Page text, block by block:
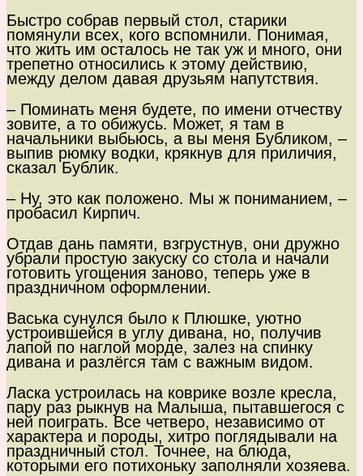
Быстро собрав первый стол, старики
помянули всех, кого вспомнили. Понимая,
что жить им осталось не так уж и много, они
трепетно относились к этому действию,
между делом давая друзьям напутствия.
– Поминать меня будете, по имени отчеству
зовите, а то обижусь. Может, я там в
начальники выбьюсь, а вы меня Бубликом, –
выпив рюмку водки, крякнув для приличия,
сказал Бублик.
– Ну, это как положено. Мы ж пониманием, –
пробасил Кирпич.
Отдав дань памяти, взгрустнув, они дружно
убрали простую закуску со стола и начали
готовить угощения заново, теперь уже в
праздничном оформлении.
Васька сунулся было к Плюшке, уютно
устроившейся в углу дивана, но, получив
лапой по наглой морде, залез на спинку
дивана и разлёгся там с важным видом.
Ласка устроилась на коврике возле кресла,
пару раз рыкнув на Малыша, пытавшегося с
ней поиграть. Все четверо, независимо от
характера и породы, хитро поглядывали на
праздничный стол. Точнее, на блюда,
которыми его потихоньку заполняли хозяева.